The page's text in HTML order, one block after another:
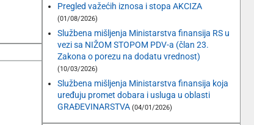
Pregled važećih iznosa i stopa AKCIZA
(01/08/2026)
Službena mišljenja Ministarstva finansija RS u
vezi sa NIŽOM STOPOM PDV-a (član 23.
Zakona o porezu na dodatu vrednost)
(10/03/2026)
Službena mišljenja Ministarstva finansija koja
uređuju promet dobara i usluga u oblasti
GRAĐEVINARSTVA (04/01/2026)